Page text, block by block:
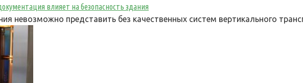
влияет на безопасность здания
невозможно представить без качественных систем вертикального